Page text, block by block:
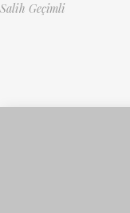
Salih Geçimli